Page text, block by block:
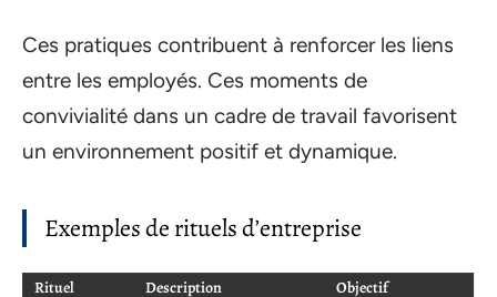
Ces pratiques contribuent à renforcer les liens
entre les employés. Ces moments de
convivialité dans un cadre de travail favorisent
un environnement positif et dynamique.
Exemples de rituels d’entreprise
Rituel Description Objectif